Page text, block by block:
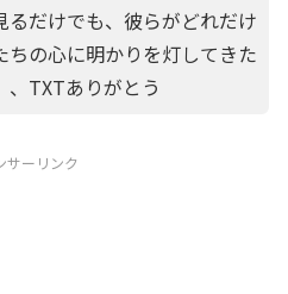
るだけでも、彼らがどれだけ
ちの心に明かりを灯してきた
、TXTありがとう
サーリンク